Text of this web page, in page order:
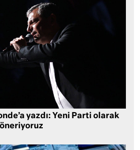
yazdı: Yeni Parti olarak